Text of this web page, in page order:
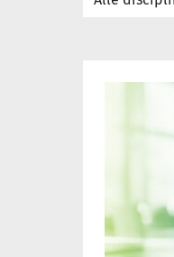
Kleinekoort,
afscheid